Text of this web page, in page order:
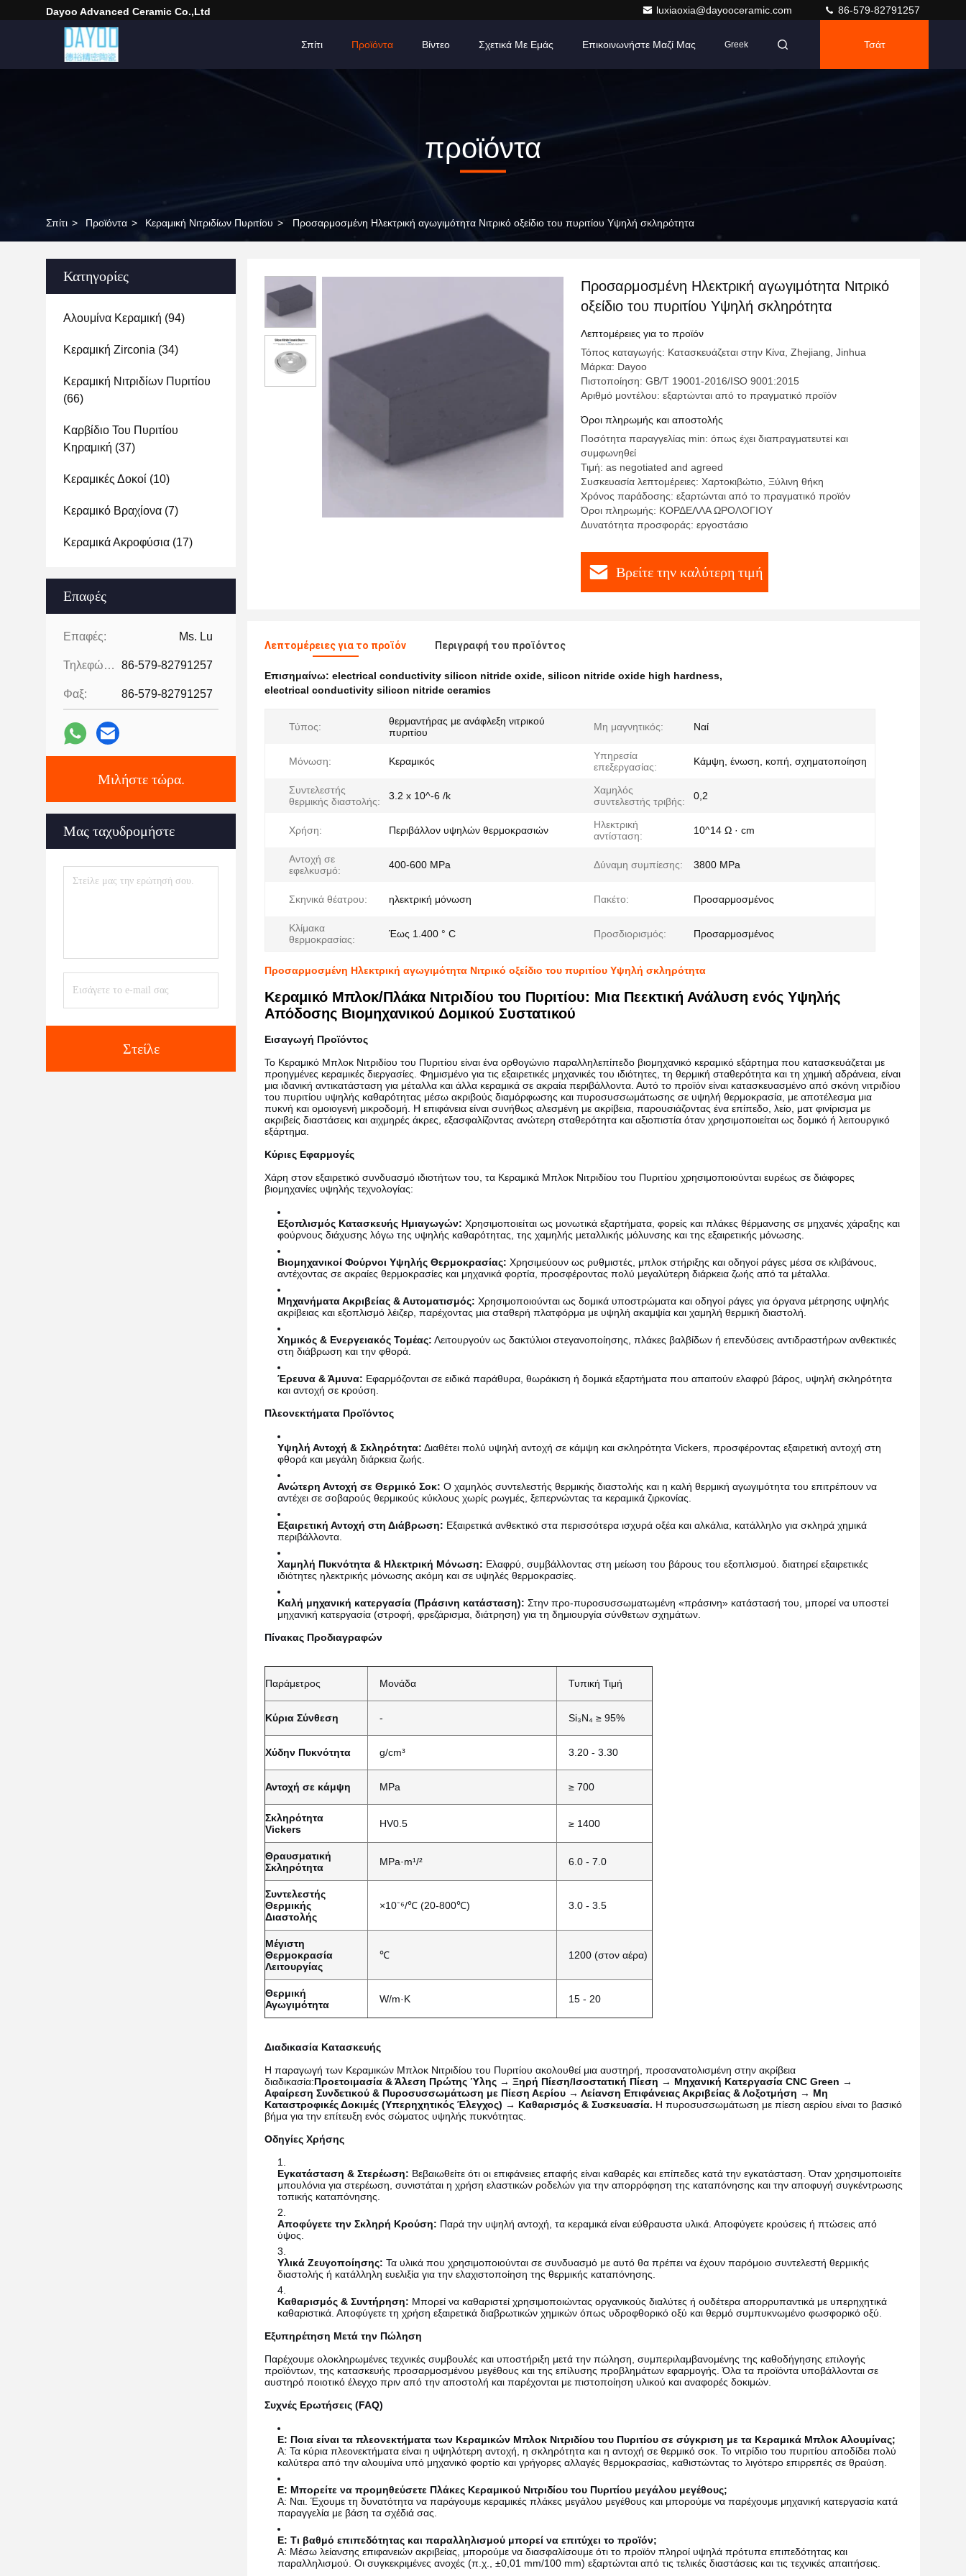
Dayoo Advanced Ceramic Co.,Ltd luxiaoxia@dayooceramic.com 86-579-82791257
Σπίτι Προϊόντα Βίντεο Σχετικά Με Εμάς Επικοινωνήστε Μαζί Μας Greek Τσάτ
προϊόντα
Σπίτι > Προϊόντα > Κεραμική Νιτριδίων Πυριτίου > Προσαρμοσμένη Ηλεκτρική αγωγιμότητα Νιτρικό οξείδιο του πυριτίου Υψηλή σκληρότητα
Κατηγορίες
Αλουμίνα Κεραμική (94)
Κεραμική Zirconia (34)
Κεραμική Νιτριδίων Πυριτίου
(66)
Καρβίδιο Του Πυριτίου
Κηραμική (37)
Κεραμικές Δοκοί (10)
Κεραμικό Βραχίονα (7)
Κεραμικά Ακροφύσια (17)
Επαφές
Επαφές: Ms. Lu
Τηλεφώνημα: 86-579-82791257
Φαξ: 86-579-82791257
Μιλήστε τώρα.
Μας ταχυδρομήστε
Στείλε
Προσαρμοσμένη Ηλεκτρική αγωγιμότητα Νιτρικό
οξείδιο του πυριτίου Υψηλή σκληρότητα
Λεπτομέρειες για το προϊόν
Τόπος καταγωγής: Κατασκευάζεται στην Κίνα, Zhejiang, Jinhua
Μάρκα: Dayoo
Πιστοποίηση: GB/T 19001-2016/ISO 9001:2015
Αριθμό μοντέλου: εξαρτώνται από το πραγματικό προϊόν
Όροι πληρωμής και αποστολής
Ποσότητα παραγγελίας min: όπως έχει διαπραγματευτεί και
συμφωνηθεί
Τιμή: as negotiated and agreed
Συσκευασία λεπτομέρειες: Χαρτοκιβώτιο, Ξύλινη θήκη
Χρόνος παράδοσης: εξαρτώνται από το πραγματικό προϊόν
Όροι πληρωμής: ΚΟΡΔΕΛΛΑ ΩΡΟΛΟΓΙΟΥ
Δυνατότητα προσφοράς: εργοστάσιο
Βρείτε την καλύτερη τιμή
Λεπτομέρειες για το προϊόν Περιγραφή του προϊόντος
Επισημαίνω: electrical conductivity silicon nitride oxide, silicon nitride oxide high hardness,
electrical conductivity silicon nitride ceramics
Τύπος:
θερμαντήρας με ανάφλεξη νιτρικού
πυριτίου
Μη μαγνητικός: Ναί
Μόνωση: Κεραμικός
Υπηρεσία
επεξεργασίας:
Κάμψη, ένωση, κοπή, σχηματοποίηση
Συντελεστής
θερμικής διαστολής:
3.2 x 10^-6 /k
Χαμηλός
συντελεστής τριβής:
0,2
Χρήση: Περιβάλλον υψηλών θερμοκρασιών
Ηλεκτρική
αντίσταση:
10^14 Ω · cm
Αντοχή σε
εφελκυσμό:
400-600 MPa Δύναμη συμπίεσης: 3800 MPa
Σκηνικά θέατρου: ηλεκτρική μόνωση Πακέτο: Προσαρμοσμένος
Κλίμακα
θερμοκρασίας:
Έως 1.400 ° C Προσδιορισμός: Προσαρμοσμένος
Προσαρμοσμένη Ηλεκτρική αγωγιμότητα Νιτρικό οξείδιο του πυριτίου Υψηλή σκληρότητα
Κεραμικό Μπλοκ/Πλάκα Νιτριδίου του Πυριτίου: Μια Πεεκτική Ανάλυση ενός Υψηλής
Απόδοσης Βιομηχανικού Δομικού Συστατικού
Εισαγωγή Προϊόντος
Το Κεραμικό Μπλοκ Νιτριδίου του Πυριτίου είναι ένα ορθογώνιο παραλληλεπίπεδο βιομηχανικό κεραμικό εξάρτημα που κατασκευάζεται με
προηγμένες κεραμικές διεργασίες. Φημισμένο για τις εξαιρετικές μηχανικές του ιδιότητες, τη θερμική σταθερότητα και τη χημική αδράνεια, είναι
μια ιδανική αντικατάσταση για μέταλλα και άλλα κεραμικά σε ακραία περιβάλλοντα. Αυτό το προϊόν είναι κατασκευασμένο από σκόνη νιτριδίου
του πυριτίου υψηλής καθαρότητας μέσω ακριβούς διαμόρφωσης και πυροσυσσωμάτωσης σε υψηλή θερμοκρασία, με αποτέλεσμα μια
πυκνή και ομοιογενή μικροδομή. Η επιφάνεια είναι συνήθως αλεσμένη με ακρίβεια, παρουσιάζοντας ένα επίπεδο, λείο, ματ φινίρισμα με
ακριβείς διαστάσεις και αιχμηρές άκρες, εξασφαλίζοντας ανώτερη σταθερότητα και αξιοπιστία όταν χρησιμοποιείται ως δομικό ή λειτουργικό
εξάρτημα.
Κύριες Εφαρμογές
Χάρη στον εξαιρετικό συνδυασμό ιδιοτήτων του, τα Κεραμικά Μπλοκ Νιτριδίου του Πυριτίου χρησιμοποιούνται ευρέως σε διάφορες
βιομηχανίες υψηλής τεχνολογίας:
Εξοπλισμός Κατασκευής Ημιαγωγών: Χρησιμοποιείται ως μονωτικά εξαρτήματα, φορείς και πλάκες θέρμανσης σε μηχανές χάραξης και
φούρνους διάχυσης λόγω της υψηλής καθαρότητας, της χαμηλής μεταλλικής μόλυνσης και της εξαιρετικής μόνωσης.
Βιομηχανικοί Φούρνοι Υψηλής Θερμοκρασίας: Χρησιμεύουν ως ρυθμιστές, μπλοκ στήριξης και οδηγοί ράγες μέσα σε κλιβάνους,
αντέχοντας σε ακραίες θερμοκρασίες και μηχανικά φορτία, προσφέροντας πολύ μεγαλύτερη διάρκεια ζωής από τα μέταλλα.
Μηχανήματα Ακριβείας & Αυτοματισμός: Χρησιμοποιούνται ως δομικά υποστρώματα και οδηγοί ράγες για όργανα μέτρησης υψηλής
ακρίβειας και εξοπλισμό λέιζερ, παρέχοντας μια σταθερή πλατφόρμα με υψηλή ακαμψία και χαμηλή θερμική διαστολή.
Χημικός & Ενεργειακός Τομέας: Λειτουργούν ως δακτύλιοι στεγανοποίησης, πλάκες βαλβίδων ή επενδύσεις αντιδραστήρων ανθεκτικές
στη διάβρωση και την φθορά.
Έρευνα & Άμυνα: Εφαρμόζονται σε ειδικά παράθυρα, θωράκιση ή δομικά εξαρτήματα που απαιτούν ελαφρύ βάρος, υψηλή σκληρότητα
και αντοχή σε κρούση.
Πλεονεκτήματα Προϊόντος
Υψηλή Αντοχή & Σκληρότητα: Διαθέτει πολύ υψηλή αντοχή σε κάμψη και σκληρότητα Vickers, προσφέροντας εξαιρετική αντοχή στη
φθορά και μεγάλη διάρκεια ζωής.
Ανώτερη Αντοχή σε Θερμικό Σοκ: Ο χαμηλός συντελεστής θερμικής διαστολής και η καλή θερμική αγωγιμότητα του επιτρέπουν να
αντέχει σε σοβαρούς θερμικούς κύκλους χωρίς ρωγμές, ξεπερνώντας τα κεραμικά ζιρκονίας.
Εξαιρετική Αντοχή στη Διάβρωση: Εξαιρετικά ανθεκτικό στα περισσότερα ισχυρά οξέα και αλκάλια, κατάλληλο για σκληρά χημικά
περιβάλλοντα.
Χαμηλή Πυκνότητα & Ηλεκτρική Μόνωση: Ελαφρύ, συμβάλλοντας στη μείωση του βάρους του εξοπλισμού. διατηρεί εξαιρετικές
ιδιότητες ηλεκτρικής μόνωσης ακόμη και σε υψηλές θερμοκρασίες.
Καλή μηχανική κατεργασία (Πράσινη κατάσταση): Στην προ-πυροσυσσωματωμένη «πράσινη» κατάστασή του, μπορεί να υποστεί
μηχανική κατεργασία (στροφή, φρεζάρισμα, διάτρηση) για τη δημιουργία σύνθετων σχημάτων.
Πίνακας Προδιαγραφών
Παράμετρος Μονάδα Τυπική Τιμή
Κύρια Σύνθεση - Si₃N₄ ≥ 95%
Χύδην Πυκνότητα g/cm³ 3.20 - 3.30
Αντοχή σε κάμψη MPa ≥ 700
Σκληρότητα
Vickers
HV0.5 ≥ 1400
Θραυσματική
Σκληρότητα
MPa·m¹/² 6.0 - 7.0
Συντελεστής
Θερμικής
Διαστολής
×10⁻⁶/℃ (20-800℃) 3.0 - 3.5
Μέγιστη
Θερμοκρασία
Λειτουργίας
℃ 1200 (στον αέρα)
Θερμική
Αγωγιμότητα
W/m·K 15 - 20
Διαδικασία Κατασκευής
Η παραγωγή των Κεραμικών Μπλοκ Νιτριδίου του Πυριτίου ακολουθεί μια αυστηρή, προσανατολισμένη στην ακρίβεια
διαδικασία:Προετοιμασία & Άλεση Πρώτης Ύλης → Ξηρή Πίεση/Ισοστατική Πίεση → Μηχανική Κατεργασία CNC Green →
Αφαίρεση Συνδετικού & Πυροσυσσωμάτωση με Πίεση Αερίου → Λείανση Επιφάνειας Ακριβείας & Λοξοτμήση → Μη
Καταστροφικές Δοκιμές (Υπερηχητικός Έλεγχος) → Καθαρισμός & Συσκευασία. Η πυροσυσσωμάτωση με πίεση αερίου είναι το βασικό
βήμα για την επίτευξη ενός σώματος υψηλής πυκνότητας.
Οδηγίες Χρήσης
Εγκατάσταση & Στερέωση: Βεβαιωθείτε ότι οι επιφάνειες επαφής είναι καθαρές και επίπεδες κατά την εγκατάσταση. Όταν χρησιμοποιείτε
μπουλόνια για στερέωση, συνιστάται η χρήση ελαστικών ροδελών για την απορρόφηση της καταπόνησης και την αποφυγή συγκέντρωσης
τοπικής καταπόνησης.
Αποφύγετε την Σκληρή Κρούση: Παρά την υψηλή αντοχή, τα κεραμικά είναι εύθραυστα υλικά. Αποφύγετε κρούσεις ή πτώσεις από
ύψος.
Υλικά Ζευγοποίησης: Τα υλικά που χρησιμοποιούνται σε συνδυασμό με αυτό θα πρέπει να έχουν παρόμοιο συντελεστή θερμικής
διαστολής ή κατάλληλη ευελιξία για την ελαχιστοποίηση της θερμικής καταπόνησης.
Καθαρισμός & Συντήρηση: Μπορεί να καθαριστεί χρησιμοποιώντας οργανικούς διαλύτες ή ουδέτερα απορρυπαντικά με υπερηχητικά
καθαριστικά. Αποφύγετε τη χρήση εξαιρετικά διαβρωτικών χημικών όπως υδροφθορικό οξύ και θερμό συμπυκνωμένο φωσφορικό οξύ.
Εξυπηρέτηση Μετά την Πώληση
Παρέχουμε ολοκληρωμένες τεχνικές συμβουλές και υποστήριξη μετά την πώληση, συμπεριλαμβανομένης της καθοδήγησης επιλογής
προϊόντων, της κατασκευής προσαρμοσμένου μεγέθους και της επίλυσης προβλημάτων εφαρμογής. Όλα τα προϊόντα υποβάλλονται σε
αυστηρό ποιοτικό έλεγχο πριν από την αποστολή και παρέχονται με πιστοποίηση υλικού και αναφορές δοκιμών.
Συχνές Ερωτήσεις (FAQ)
Ε: Ποια είναι τα πλεονεκτήματα των Κεραμικών Μπλοκ Νιτριδίου του Πυριτίου σε σύγκριση με τα Κεραμικά Μπλοκ Αλουμίνας;
A: Τα κύρια πλεονεκτήματα είναι η υψηλότερη αντοχή, η σκληρότητα και η αντοχή σε θερμικό σοκ. Το νιτρίδιο του πυριτίου αποδίδει πολύ
καλύτερα από την αλουμίνα υπό μηχανικό φορτίο και γρήγορες αλλαγές θερμοκρασίας, καθιστώντας το λιγότερο επιρρεπές σε θραύση.
Ε: Μπορείτε να προμηθεύσετε Πλάκες Κεραμικού Νιτριδίου του Πυριτίου μεγάλου μεγέθους;
A: Ναι. Έχουμε τη δυνατότητα να παράγουμε κεραμικές πλάκες μεγάλου μεγέθους και μπορούμε να παρέχουμε μηχανική κατεργασία κατά
παραγγελία με βάση τα σχέδιά σας.
Ε: Τι βαθμό επιπεδότητας και παραλληλισμού μπορεί να επιτύχει το προϊόν;
A: Μέσω λείανσης επιφανειών ακριβείας, μπορούμε να διασφαλίσουμε ότι το προϊόν πληροί υψηλά πρότυπα επιπεδότητας και
παραλληλισμού. Οι συγκεκριμένες ανοχές (π.χ., ±0,01 mm/100 mm) εξαρτώνται από τις τελικές διαστάσεις και τις τεχνικές απαιτήσεις.